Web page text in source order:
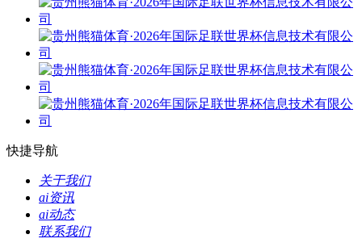
快捷导航
关于我们
ai资讯
ai动态
联系我们